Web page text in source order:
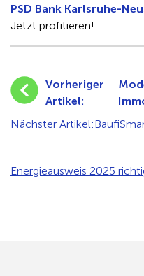
PSD Bank Karlsruhe-
Jetzt profitieren!
Vorheriger
Artikel:
Nächster Artikel:
Energieausweis 2025